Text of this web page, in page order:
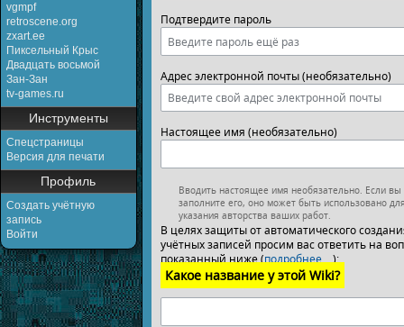
vgmpf
retroscene.org
zxart.ee
Пиксельный Крыс
Двадцать восьмой
Зан-Зан
tv-games.ru
Инструменты
Спецстраницы
Версия для печати
Профиль
Создать учётную
запись
Войти
Подтвердите пароль
Адрес электронной почты (необязательно)
Настоящее имя (необязательно)
Вводить настоящее имя необязательно. Если вы
заполните его, оно может быть использовано
указания авторства ваших работ.
В целях защиты от автоматического
учётных записей просим вас ответить на
показанный ниже (подробнее…):
Какое название у этой Wiki?